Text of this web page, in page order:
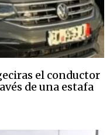
el conductor
de una estafa